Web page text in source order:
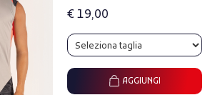
€ 19,00
AGGIUNGI